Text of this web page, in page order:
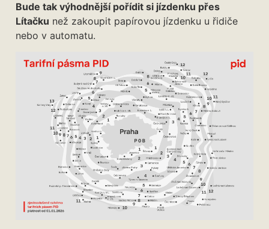
Bude tak výhodnější pořídit si jízdenku přes
Lítačku než zakoupit papírovou jízdenku u řidiče
nebo v automatu.